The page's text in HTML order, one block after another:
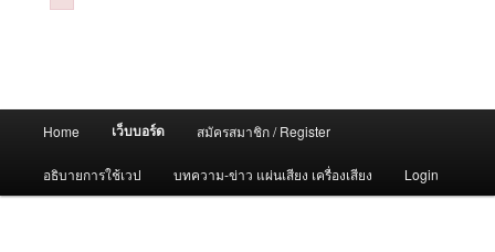
Home เว็บบอร์ด สมัครสมาชิก / Register
อธิบายการใช้เวป บทความ-ข่าว แผ่นเสียง เครื่องเสียง Login
Failed to initialize plugin: wplink